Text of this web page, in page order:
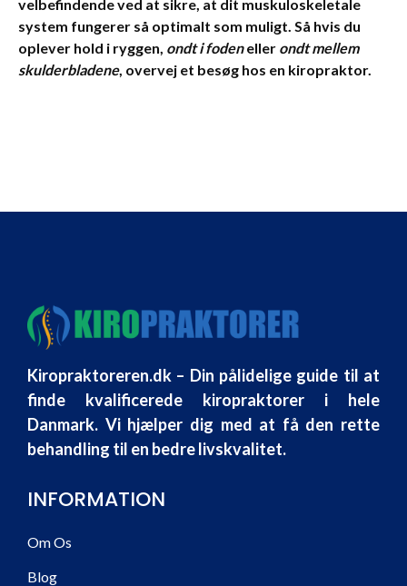
velbefindende ved at sikre, at dit muskuloskeletale
system fungerer så optimalt som muligt. Så hvis du
oplever hold i ryggen, ondt i fodeneller ondt mellem
skulderbladene, overvej et besøg hos en kiropraktor.
Kiropraktoreren.dk – Din pålidelige guide til at
finde kvalificerede kiropraktorer i hele
Danmark. Vi hjælper dig med at få den rette
behandling til en bedre livskvalitet.
INFORMATION
Om Os
Blog